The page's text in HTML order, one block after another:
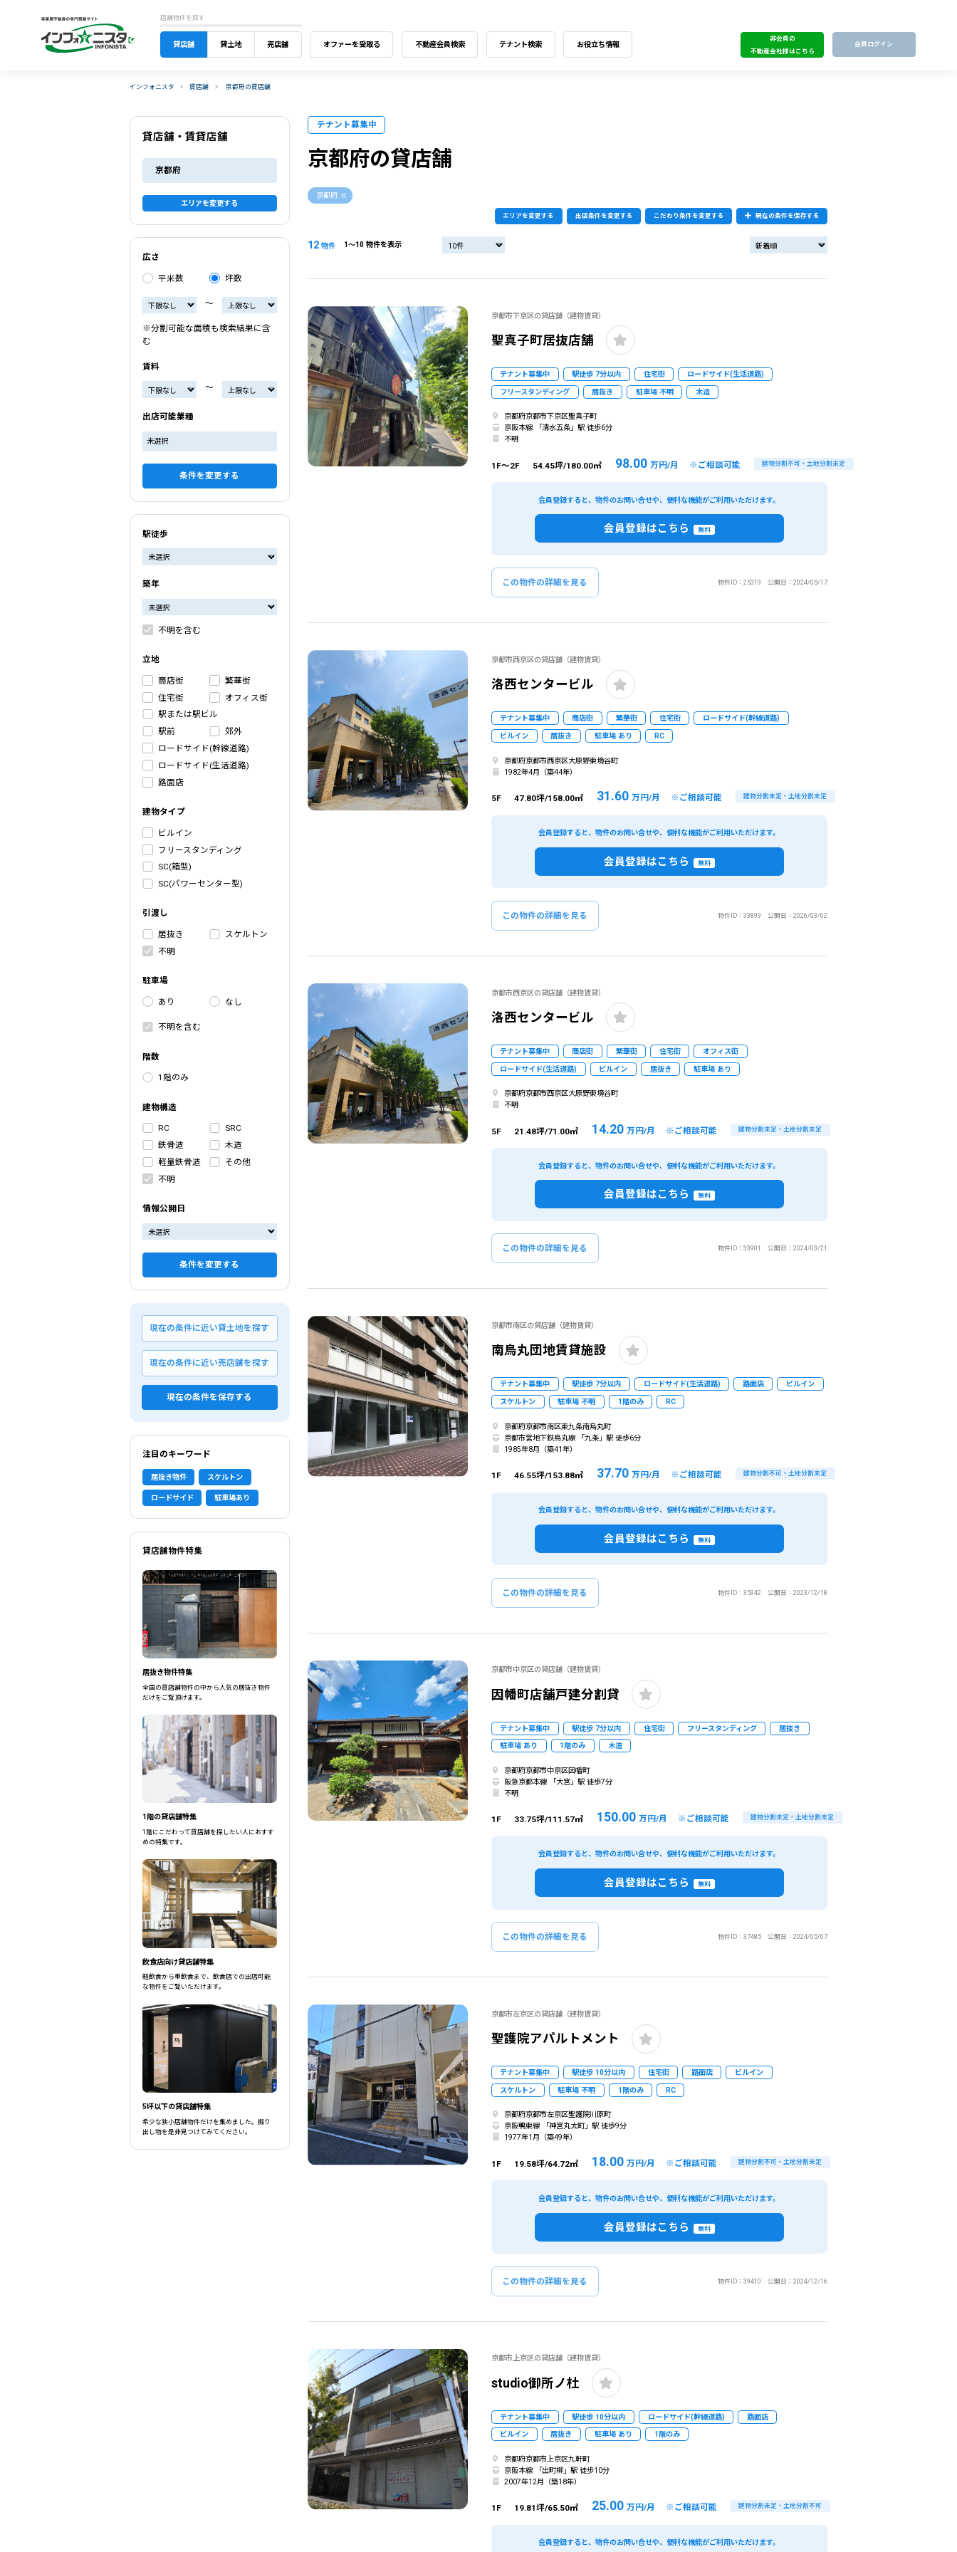
店舗物件を探す
貸店舗 貸土地 売店舗 オファーを受取る 不動産会員検索 テナント検索 お役立ち情報
非会員の
不動産会社様はこちら
会員ログイン
インフォニスタ 貸店舗 京都府の貸店舗
テナント募集中
京都府の貸店舗
京都府
エリアを変更する 出店条件を変更する こだわり条件を変更する 現在の条件を保存する
12物件 1〜10 物件を表示
京都市下京区の貸店舗（建物賃貸）
聖真子町居抜店舗
テナント募集中 駅徒歩 7分以内 住宅街 ロードサイド(生活道路)
フリースタンディング 居抜き 駐車場 不明 木造
京都府京都市下京区聖真子町
京阪本線 「清水五条」駅 徒歩6分
不明
1F～2F 54.45坪/180.00㎡ 98.00 万円/月 ※ご相談可能 建物分割不可・土地分割未定
会員登録すると、物件のお問い合せや、便利な機能がご利用いただけます。
会員登録はこちら 無料
物件ID：25319 公開日：2024/05/17
この物件の詳細を見る
京都市西京区の貸店舗（建物賃貸）
洛西センタービル
テナント募集中 商店街 繁華街 住宅街 ロードサイド(幹線道路)
ビルイン 居抜き 駐車場 あり RC
京都府京都市西京区大原野東境谷町
1982年4月（築44年）
5F 47.80坪/158.00㎡ 31.60 万円/月 ※ご相談可能 建物分割未定・土地分割未定
会員登録すると、物件のお問い合せや、便利な機能がご利用いただけます。
会員登録はこちら 無料
物件ID：33899 公開日：2026/03/02
この物件の詳細を見る
京都市西京区の貸店舗（建物賃貸）
洛西センタービル
テナント募集中 商店街 繁華街 住宅街 オフィス街
ロードサイド(生活道路) ビルイン 居抜き 駐車場 あり
京都府京都市西京区大原野東境谷町
不明
5F 21.48坪/71.00㎡ 14.20 万円/月 ※ご相談可能 建物分割未定・土地分割未定
会員登録すると、物件のお問い合せや、便利な機能がご利用いただけます。
会員登録はこちら 無料
物件ID：33901 公開日：2024/03/21
この物件の詳細を見る
京都市南区の貸店舗（建物賃貸）
南烏丸団地賃貸施設
テナント募集中 駅徒歩 7分以内 ロードサイド(生活道路) 路面店 ビルイン
スケルトン 駐車場 不明 1階のみ RC
京都府京都市南区東九条南烏丸町
京都市営地下鉄烏丸線 「九条」駅 徒歩6分
1985年8月（築41年）
1F 46.55坪/153.88㎡ 37.70 万円/月 ※ご相談可能 建物分割不可・土地分割未定
会員登録すると、物件のお問い合せや、便利な機能がご利用いただけます。
会員登録はこちら 無料
物件ID：35942 公開日：2023/12/18
この物件の詳細を見る
京都市中京区の貸店舗（建物賃貸）
因幡町店舗戸建分割貸
テナント募集中 駅徒歩 7分以内 住宅街 フリースタンディング 居抜き
駐車場 あり 1階のみ 木造
京都府京都市中京区因幡町
阪急京都本線 「大宮」駅 徒歩7分
不明
1F 33.75坪/111.57㎡ 150.00 万円/月 ※ご相談可能 建物分割未定・土地分割未定
会員登録すると、物件のお問い合せや、便利な機能がご利用いただけます。
会員登録はこちら 無料
物件ID：37485 公開日：2024/05/07
この物件の詳細を見る
京都市左京区の貸店舗（建物賃貸）
聖護院アパルトメント
テナント募集中 駅徒歩 10分以内 住宅街 路面店 ビルイン
スケルトン 駐車場 不明 1階のみ RC
京都府京都市左京区聖護院川原町
京阪鴨東線 「神宮丸太町」駅 徒歩9分
1977年1月（築49年）
1F 19.58坪/64.72㎡ 18.00 万円/月 ※ご相談可能 建物分割不可・土地分割未定
会員登録すると、物件のお問い合せや、便利な機能がご利用いただけます。
会員登録はこちら 無料
物件ID：39410 公開日：2024/12/16
この物件の詳細を見る
京都市上京区の貸店舗（建物賃貸）
studio御所ノ杜
テナント募集中 駅徒歩 10分以内 ロードサイド(幹線道路) 路面店
ビルイン 居抜き 駐車場 あり 1階のみ
京都府京都市上京区九軒町
京阪本線 「出町柳」駅 徒歩10分
2007年12月（築18年）
1F 19.81坪/65.50㎡ 25.00 万円/月 ※ご相談可能 建物分割未定・土地分割不可
会員登録すると、物件のお問い合せや、便利な機能がご利用いただけます。
貸店舗・賃貸店舗
京都府
エリアを変更する
広さ
平米数 坪数
〜
※分割可能な面積も検索結果に含
む
賃料
〜
出店可能業種
未選択
条件を変更する
駅徒歩
築年
不明を含む
立地
商店街
繁華街
住宅街
オフィス街
駅または駅ビル
駅前
郊外
ロードサイド(幹線道路)
ロードサイド(生活道路)
路面店
建物タイプ
ビルイン
フリースタンディング
SC(箱型)
SC(パワーセンター型)
引渡し
居抜き
スケルトン
不明
駐車場
あり なし
不明を含む
階数
1階のみ
建物構造
RC
SRC
鉄骨造
木造
軽量鉄骨造
その他
不明
情報公開日
条件を変更する
現在の条件に近い貸土地を探す
現在の条件に近い売店舗を探す
現在の条件を保存する
注目のキーワード
居抜き物件 スケルトン
ロードサイド 駐車場あり
貸店舗物件特集
居抜き物件特集
全国の貸店舗物件の中から人気の居抜き物件
だけをご覧頂けます。
1階の貸店舗特集
1階にこだわって貸店舗を探したい人におすす
めの特集です。
飲食店向け貸店舗特集
軽飲食から重飲食まで、飲食店での出店可能
な物件をご覧いただけます。
5坪以下の貸店舗特集
希少な狭小店舗物件だけを集めました。掘り
出し物を是非見つけてみてください。
選択中の条件
京都府
件
エリア
駅選択の場合は路線ごとに該当するものを全て選択してください。（例：「JR山手線 新宿駅」と「小田急線 新宿駅」では検索結果が異なる場合があります。）